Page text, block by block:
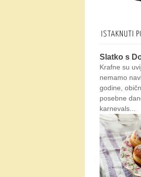
ISTAKNUTI
Slatko s
Krafne su
nemamo
godine,
posebne
karnevals...